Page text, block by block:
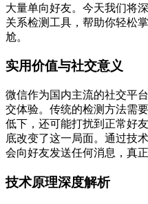
大量单向好友。今天我们将
关系检测工具，帮助你轻松
尬。
实用价值与社交意义
微信作为国内主流的社交平
交体验。传统的检测方法需
低下，还可能打扰到正常好
底改变了这一局面。通过技
会向好友发送任何消息，真
技术原理深度解析